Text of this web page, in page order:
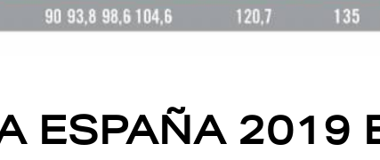
ESPAÑA 2019